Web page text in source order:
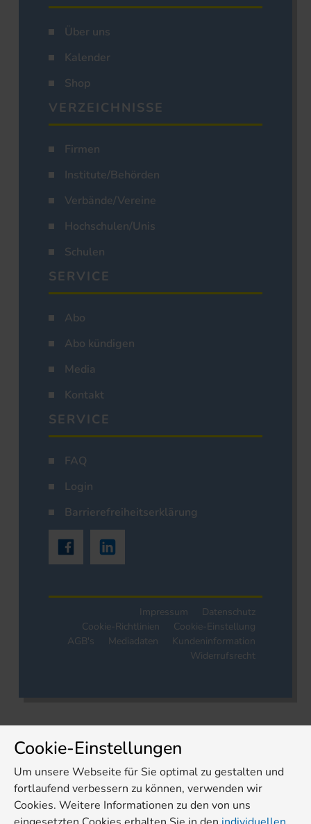
Über uns
Kalender
Shop
VERZEICHNISSE
Firmen
Institute/Behörden
Verbände/Vereine
Hochschulen/Unis
Schulen
SERVICE
Abo
Abo kündigen
Media
Kontakt
SERVICE
FAQ
Login
Barrierefreiheitserklärung
Impressum
Datenschutz
Cookie-Richtlinien
Cookie-Einstellung
AGB's
Mediadaten
Kundeninformation
Widerrufsrecht
Cookie-Einstellungen
Um unsere Webseite für Sie optimal zu gestalten und
fortlaufend verbessern zu können, verwenden wir
Cookies. Weitere Informationen zu den von uns